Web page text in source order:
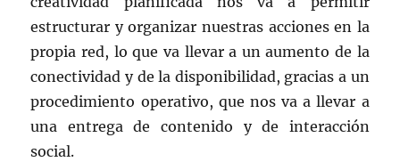
estructurar y organizar nuestras acciones en la
propia red, lo que va llevar a un aumento de la
conectividad y de la disponibilidad, gracias a un
procedimiento operativo, que nos va a llevar a
una entrega de contenido y de interacción
social.